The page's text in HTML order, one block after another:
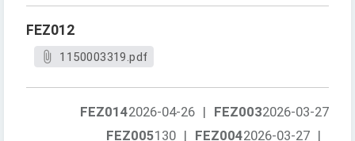
FEZ012
1150003319.pdf
FEZ0032026-03-27
FEZ0142026-04-26 |
FEZ0042026-03-27 |
FEZ005130 |